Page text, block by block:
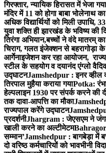
गिरफ्तार, न्यायिक हिरासत में भेजा गया
मंदिर में 11 को होगा बाबा भोलेनाथ
अधिक विद्यार्थियों को मिली उपाधि,
युवा शक्ति ही झारखंड के भविष्य की
तिरंगा अभियान,बच्चों ने वंदे मातरम्
चिराग, गलत इंजेक्शन से बहरागोड़ा
आर्गेनाइजेशन कर रहा आयोजन,
स्टील के सहयोग व दयानंद एंग्लो
उद्घाटनJamshedpur : इनर
तिरपाल मुहैया कराया गयाPotka:
हेल्पलाइन 1930 पर संपर्क करने की
तक दावा-आपत्ति का मौका
राज्यपाल करेंगे उद्घाटन
प्रदर्शनीJhargram : जेएसएम ने
खाली करने का अल्टीमेटम
सम्मान’Jamshedpur : बागबेड़ा में
दो वरिष्ठ कर्मचारियों को भावभीनी